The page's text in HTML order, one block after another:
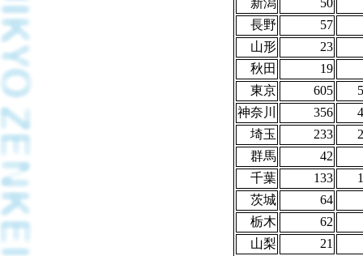
新潟
50
長野
57
山形
23
秋田
19
東京
605
神奈川
356
埼玉
233
群馬
42
千葉
133
茨城
64
栃木
62
山梨
21